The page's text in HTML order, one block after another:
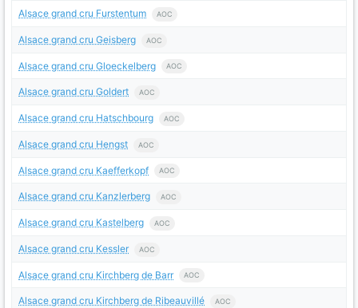
Alsace grand cru Furstentum AOC
Alsace grand cru Geisberg AOC
Alsace grand cru Gloeckelberg AOC
Alsace grand cru Goldert AOC
Alsace grand cru Hatschbourg AOC
Alsace grand cru Hengst AOC
Alsace grand cru Kaefferkopf AOC
Alsace grand cru Kanzlerberg AOC
Alsace grand cru Kastelberg AOC
Alsace grand cru Kessler AOC
Alsace grand cru Kirchberg de Barr AOC
Alsace grand cru Kirchberg de Ribeauvillé AOC